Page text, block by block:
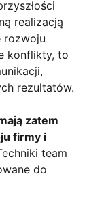
realizacją
rozwoju
konflikty, to
rezultatów.
zatem
firmy i
team
do